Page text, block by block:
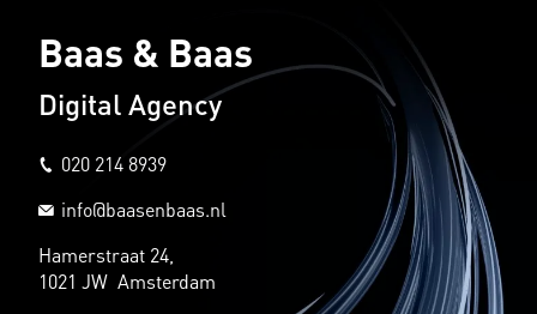
Baas & Baas
Digital Agency
020 214 8939
info@baasenbaas.nl
Hamerstraat 24,
1021 JW Amsterdam